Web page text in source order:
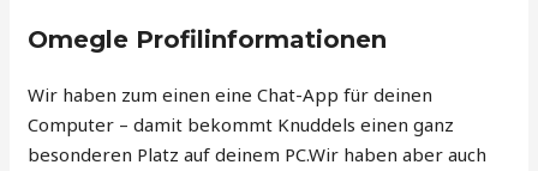
Omegle Profilinformationen
Wir haben zum einen eine Chat-App für deinen
Computer – damit bekommt Knuddels einen ganz
besonderen Platz auf deinem PC.Wir haben aber auch